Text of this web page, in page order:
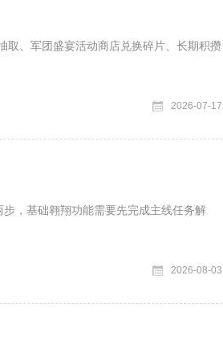
取、军团盛宴活动商店兑换碎片、长期积攒
2026-07-17
，基础翱翔功能需要先完成主线任务解
2026-08-03